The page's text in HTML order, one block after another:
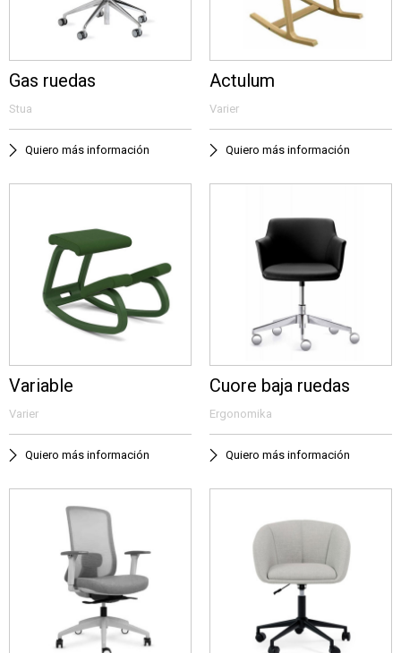
Gas ruedas
Stua
Quiero más información
Actulum
Varier
Quiero más información
Variable
Varier
Quiero más información
Cuore baja ruedas
Ergonomika
Quiero más información